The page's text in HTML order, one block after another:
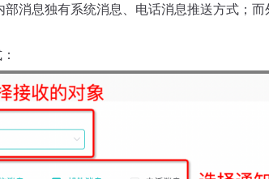
部消息独有系统消息、电话消息推送方式；